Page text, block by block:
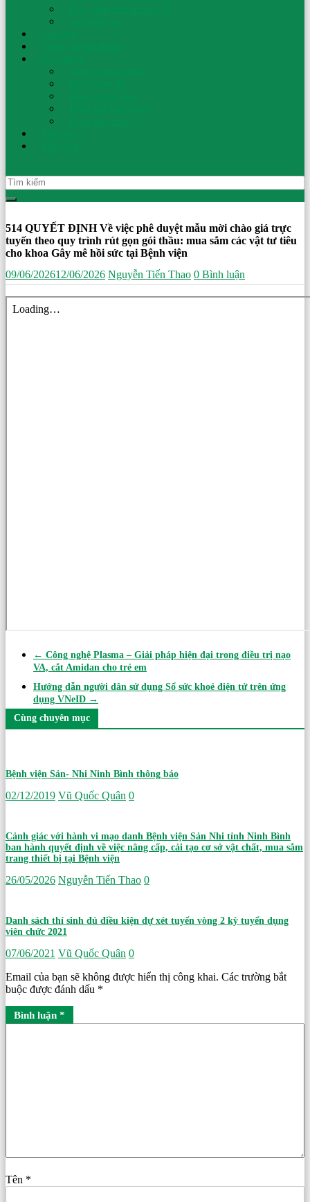
Nhi
Ninh
Bình
toàn
–
Sức
khoẻ
con
514 QUYẾT ĐỊNH Về việc phê duyệt mẫu mời chào giá trực
tuyến theo quy trình rút gọn gói thầu: mua sắm các vật tư tiêu
cho khoa Gây mê hồi sức tại Bệnh viện
09/06/202612/06/2026 Nguyễn Tiến Thao 0 Bình luận
← Công nghệ Plasma – Giải pháp hiện đại trong điều trị nạo
VA, cắt Amidan cho trẻ em
Hướng dẫn người dân sử dụng Sổ sức khoẻ điện tử trên ứng
dụng VNeID →
Cùng chuyên mục
Bệnh viện Sản- Nhi Ninh Bình thông báo
02/12/2019 Vũ Quốc Quân 0
Cảnh giác với hành vi mạo danh Bệnh viện Sản Nhi tỉnh Ninh Bình
ban hành quyết định về việc nâng cấp, cải tạo cơ sở vật chất, mua sắm
trang thiết bị tại Bệnh viện
26/05/2026 Nguyễn Tiến Thao 0
Danh sách thí sinh đủ điều kiện dự xét tuyển vòng 2 kỳ tuyển dụng
viên chức 2021
07/06/2021 Vũ Quốc Quân 0
Email của bạn sẽ không được hiển thị công khai. Các trường bắt
buộc được đánh dấu *
Bình luận *
Tên *